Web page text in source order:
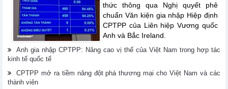
thức thông qua Nghị quyết phê
chuẩn Văn kiện gia nhập Hiệp định
CPTPP của Liên hiệp Vương quốc
Anh và Bắc Ireland.
Anh gia nhập CPTPP: Nâng cao vị thế của Việt Nam trong hợp tác
kinh tế quốc tế
CPTPP mở ra tiềm năng đột phá thương mại cho Việt Nam và các
thành viên